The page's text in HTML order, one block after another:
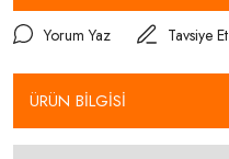
Yorum Yaz Tavsiye Et
ÜRÜN BİLGİSİ